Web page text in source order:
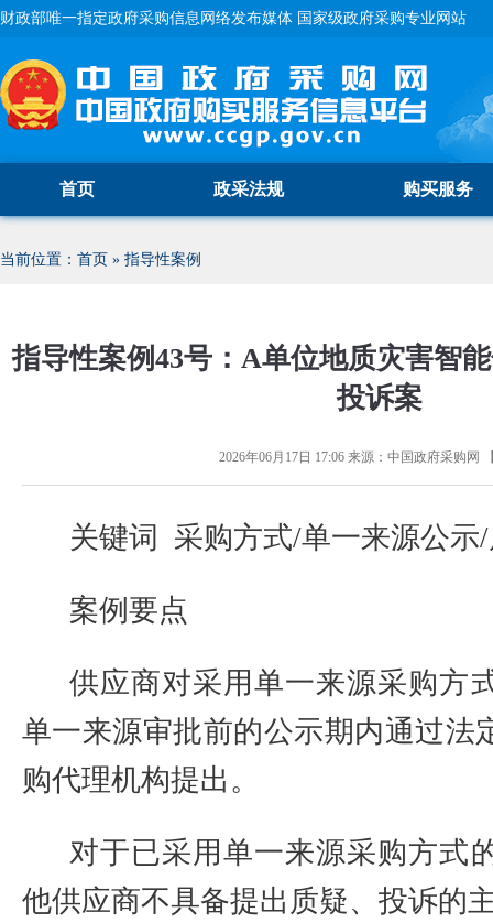
财政部唯一指定政府采购信息网络发布媒体 国家级政府采购专业网站
首页 政采法规 购买服务
当前位置： 首页 » 指导性案例
指导性案例43号：A单位地质灾害智
投诉案
2026年06月17日 17:06来源： 中国政府采购网
关键词 采购方式/单一来源公示/
案例要点
供应商对采用单一来源采购方
单一来源审批前的公示期内通过法
购代理机构提出。
对于已采用单一来源采购方式
他供应商不具备提出质疑、投诉的